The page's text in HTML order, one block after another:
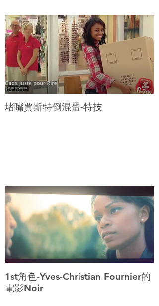
堵嘴賈斯特倒混蛋-特技
1st角色-Yves-Christian Fournier的
電影Noir